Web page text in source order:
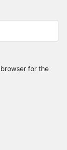
for the